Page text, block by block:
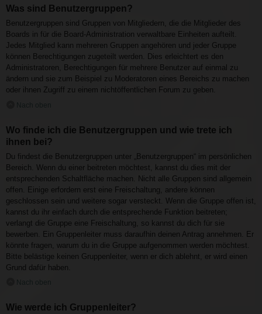
Was sind Benutzergruppen?
Benutzergruppen sind Gruppen von Mitgliedern, die die Mitglieder des
Boards in für die Board-Administration verwaltbare Einheiten aufteilt.
Jedes Mitglied kann mehreren Gruppen angehören und jeder Gruppe
können Berechtigungen zugeteilt werden. Dies erleichtert es den
Administratoren, Berechtigungen für mehrere Benutzer auf einmal zu
ändern und sie zum Beispiel zu Moderatoren eines Bereichs zu machen
oder ihnen Zugriff zu einem nichtöffentlichen Forum zu geben.
Nach oben
Wo finde ich die Benutzergruppen und wie trete ich
ihnen bei?
Du findest die Benutzergruppen unter „Benutzergruppen“ im persönlichen
Bereich. Wenn du einer beitreten möchtest, kannst du dies mit der
entsprechenden Schaltfläche machen. Nicht alle Gruppen sind allgemein
offen. Einige erfordern erst eine Freischaltung, andere können
geschlossen sein und weitere sogar versteckt. Wenn die Gruppe offen ist,
kannst du ihr einfach durch die entsprechende Funktion beitreten;
verlangt die Gruppe eine Freischaltung, so kannst du dich für sie
bewerben. Ein Gruppenleiter muss daraufhin deinen Antrag annehmen. Er
könnte fragen, warum du in die Gruppe aufgenommen werden möchtest.
Bitte belästige keinen Gruppenleiter, wenn er dich ablehnt, er wird einen
Grund dafür haben.
Nach oben
Wie werde ich Gruppenleiter?